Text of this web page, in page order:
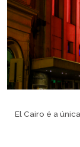
El Cairo é a